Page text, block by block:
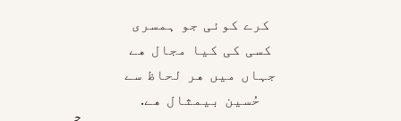
ﮐﺮﮮ ﮐﻮﺋﯽ ﺟﻮ ﮨﻤﺴﺮﯼ
ﮐﺴﯽ ﮐﯽ ﮐﯿﺎ ﻣﺠﺎﻝ ﮬﮯ
ﺟﮩـــﺎﮞ ﻣﯿﮟ ﮬﺮ ﻟﺤﺎﻅ ﺳﮯ
ﺣُﺴــــﯿﻦ ﺑﯿـﻤﺜﺎﻝ ﮬﮯ.